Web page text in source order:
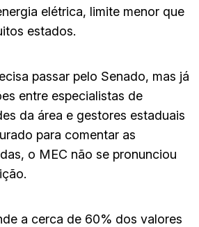
elétrica, limite menor que
estados.
passar pelo Senado, mas já
entre especialistas de
da área e gestores estaduais
para comentar as
o MEC não se pronunciou
a cerca de 60% dos valores